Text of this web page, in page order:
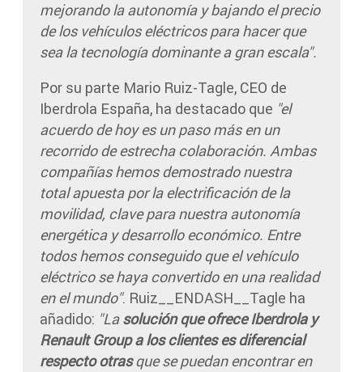
mejorando la autonomía y bajando el precio
de los vehículos eléctricos para hacer que
sea la tecnología dominante a gran escala".
Por su parte Mario Ruiz-Tagle, CEO de
Iberdrola España, ha destacado que "el
acuerdo de hoy es un paso más en un
recorrido de estrecha colaboración. Ambas
compañías hemos demostrado nuestra
total apuesta por la electrificación de la
movilidad, clave para nuestra autonomía
energética y desarrollo económico. Entre
todos hemos conseguido que el vehículo
eléctrico se haya convertido en una realidad
en el mundo". Ruiz__ENDASH__Tagle ha
añadido: "Lasolución que ofrece Iberdrola y
Renault Group a los clientes es diferencial
respecto otrasque se puedan encontrar en